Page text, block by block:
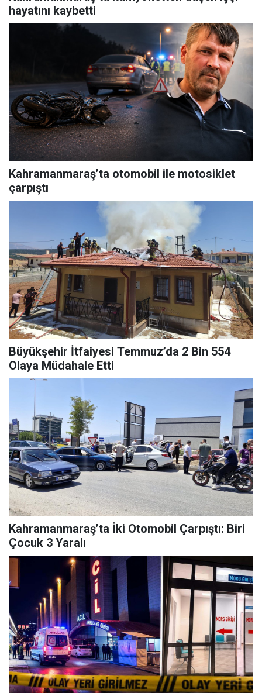
hayatını kaybetti
Kahramanmaraş’ta otomobil ile motosiklet
çarpıştı
Büyükşehir İtfaiyesi Temmuz’da 2 Bin 554
Olaya Müdahale Etti
Kahramanmaraş’ta İki Otomobil Çarpıştı: Biri
Çocuk 3 Yaralı